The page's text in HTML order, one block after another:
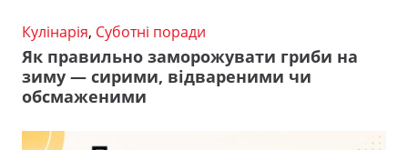
Кулінарія, Суботні поради
Як правильно заморожувати гриби на
зиму — сирими, відвареними чи
обсмаженими